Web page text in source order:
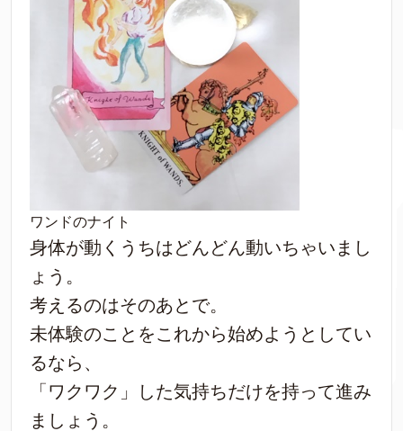
ワンドのナイト
身体が動くうちはどんどん動いちゃいまし
ょう。
考えるのはそのあとで。
未体験のことをこれから始めようとしてい
るなら、
「ワクワク」した気持ちだけを持って進み
ましょう。